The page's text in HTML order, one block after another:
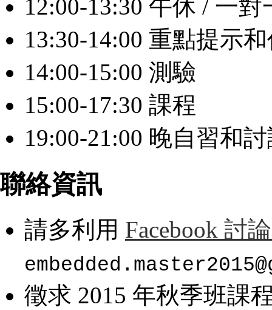
12:00-13:30 午休 / 一對
13:30-14:00 重點提示
14:00-15:00 測驗
15:00-17:30 課程
19:00-21:00 晚自習和
聯絡資訊
請多利用 Facebook 討
徵求 2015 年秋季班課